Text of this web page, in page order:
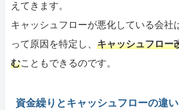
えてきます。
キャッシュフローが悪化している会社
って原因を特定し、 キャッシュフロー
むこともできるのです。
資金繰りとキャッシュフローの違い